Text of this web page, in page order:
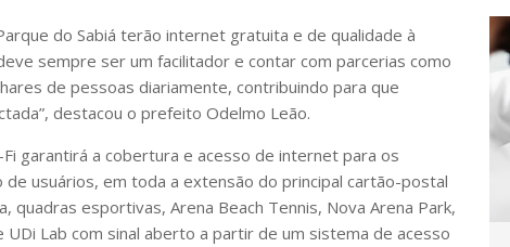
do Sabiá terão internet gratuita e de qualidade à
sempre ser um facilitador e contar com parcerias como
de pessoas diariamente, contribuindo para que
destacou o prefeito Odelmo Leão.
garantirá a cobertura e acesso de internet para os
usuários, em toda a extensão do principal cartão-postal
quadras esportivas, Arena Beach Tennis, Nova Arena Park,
UDi Lab com sinal aberto a partir de um sistema de acesso